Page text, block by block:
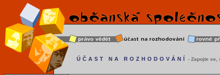
ÚČAST NA ROZHODOVÁNÍ - Zapojte se,